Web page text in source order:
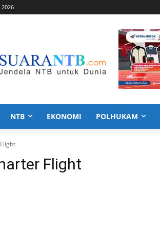
2026
NTB EKONOMI POLHUKAM
Flight